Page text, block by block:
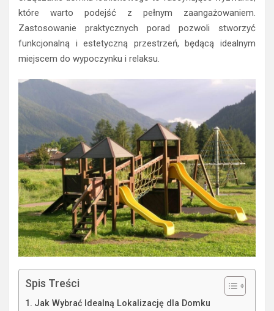
które warto podejść z pełnym zaangażowaniem.
Zastosowanie praktycznych porad pozwoli stworzyć
funkcjonalną i estetyczną przestrzeń, będącą idealnym
miejscem do wypoczynku i relaksu.
Spis Treści
Jak Wybrać Idealną Lokalizację dla Domku